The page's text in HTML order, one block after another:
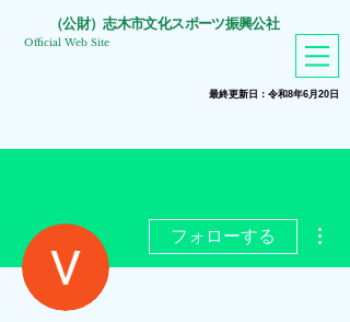
​（公財）志木市文化スポーツ振興公社
Official Web Site
​最終更新日：令和8年6月20 日
フォローする